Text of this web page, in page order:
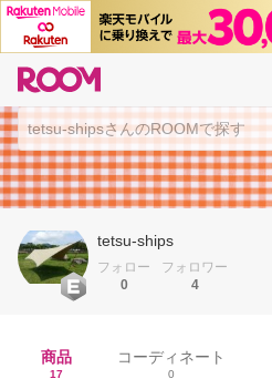
tetsu-ships
フォロー
0
フォロワー
4
商品
17
コーディネート
0